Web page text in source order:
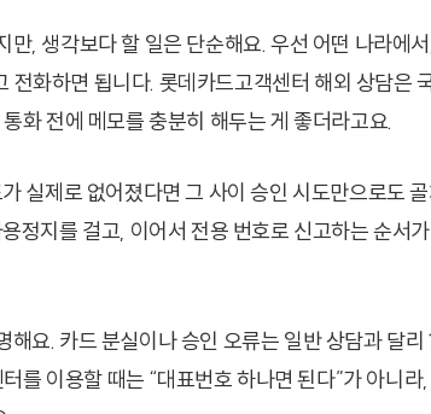
만, 생각보다 할 일은 단순해요. 우선 어떤 나라에
전화하면 됩니다. 롯데카드고객센터 해외 상담은
화 전에 메모를 충분히 해두는 게 좋더라고요.
실제로 없어졌다면 그 사이 승인 시도만으로도
정지를 걸고, 이어서 전용 번호로 신고하는 순서
요. 카드 분실이나 승인 오류는 일반 상담과 달리
를 이용할 때는 “대표번호 하나면 된다”가 아니라